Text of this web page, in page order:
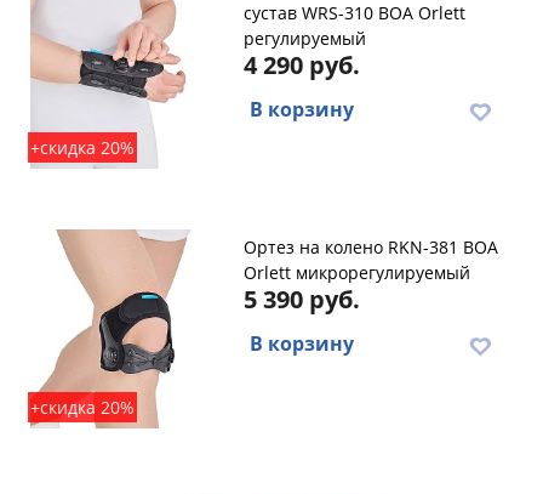
+скидка 20%
сустав WRS-310 BOA Orlett
регулируемый
4 290 руб.
В корзину
+скидка 20%
Ортез на колено RKN-381 BOA
Orlett микрорегулируемый
5 390 руб.
В корзину